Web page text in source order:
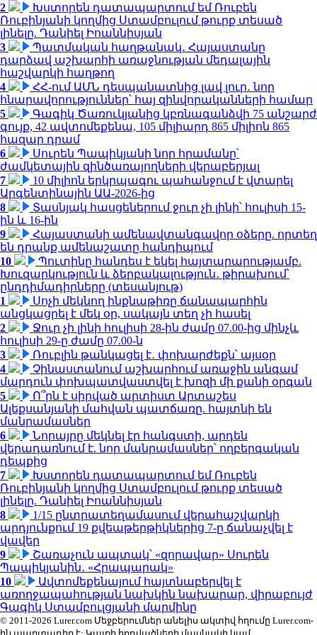
2
Խստորեն դատապարտում եմ Ռուբեն
Ռուբինյանի կողմից Ստամբուլում թուրք տեսած
լինելը. Դանիել Իոաննիսյան
3
Պատմական հաղթանակ․ Հայաստանը
դարձավ աշխարհի առաջնության մեդալային
հաշվարկի հաղթող
4
ՀՀ-ում ԱՄՆ դեսպանատնից լավ լուր․ նոր
հնարավորություններ՝ հայ զինվորականների համար
5
Գագիկ Ծառուկյանից կբռնագանձվի 75 անշարժ
գույք, 42 ավտոմեքենա, 105 միլիարդ 865 միլիոն 865
հազար դրամ
6
Սուրեն Պապիկյանի նոր հրամանը՝
ժամկետային զինծառայողների վերաբերյալ
7
10 միլիոն երկրպագու պահանջում է վտարել
Արգենտինային ԱԱ-2026-ից
8
Տասնյակ հասցեներում ջուր չի լինի՝ հուլիսի 15-
ին և 16-ին
9
Հայաստանի ամենավտանգավոր օձերը. որտեղ
են դրանք ամենաշատը հանդիպում
10
Պուտինը հանդես է եկել հայտարարությամբ.
Խուզարկություն և ձերբակալություն․ թիրախում՝
ընդդիմադիրները (տեսանյութ)
1
Սոչի մեկնող ինքնաթիռը ճանապարհին
անցկացրել է մեկ օր, սակայն տեղ չի հասել
2
Ջուր չի լինի հուլիսի 28-ին ժամը 07.00-ից մինչև
հուլիսի 29-ը ժամը 07.00-ն
3
Ռուբլին թանկացել է․ փոխարժեքն՝ այսօր
4
Չինաստանում աշխարհում առաջին անգամ
մարդուն փոխպատվաստվել է խոզի մի քանի օրգան
5
Ո՞րն է սիրված արտիստ Արտաշես
Ալեքսանյանի մահվան պատճառը. հայտնի են
մանրամասներ
6
Նորայրը մեկնել էր հանգստի, արդեն
վերադառնում է. նոր մանրամասներ՝ ողբերգական
դեպքից
7
Խստորեն դատապարտում եմ Ռուբեն
Ռուբինյանի կողմից Ստամբուլում թուրք տեսած
լինելը. Դանիել Իոաննիսյան
8
1/15 ընտրատեղամասում վերահաշվարկի
արդյունքում 19 քվեաթերթիկներից 7-ը ճանաչվել է
վավեր
9
Շառաչուն ապտակ՝ «զորավար» Սուրեն
Պապիկյանին․ «Հրապարակ»
10
Ավտոմեքենայում հայտնաբերվել է
առողջապահության նախկին նախարար, վիրաբույժ
Գագիկ Ստամբուլցյանի մարմինը
© 2011-2026 Lurer.com Մեջբերումներ անելիս ակտիվ հղումը Lurer.com-